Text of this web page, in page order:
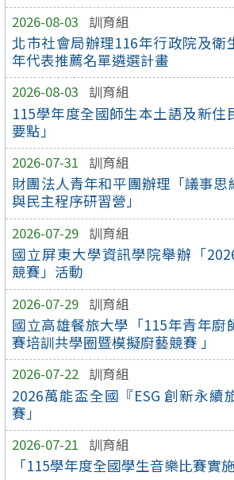
2026-08-03 訓育組
北市社會局辦理116年行政院及衛
年代表推薦名單遴選計畫
2026-08-03 訓育組
115學年度全國師生本土語及新住
要點」
2026-07-31 訓育組
財團法人青年和平團辦理「議事思
與民主程序研習營」
2026-07-29 訓育組
國立屏東大學資訊學院舉辦「
競賽」活動
2026-07-29 訓育組
國立高雄餐旅大學「115年青年廚
賽培訓共學圈暨模擬廚藝競賽 」
2026-07-22 訓育組
2026萬能盃全國『ESG 創新永續
賽」
2026-07-21 訓育組
「115學年度全國學生音樂比賽實施